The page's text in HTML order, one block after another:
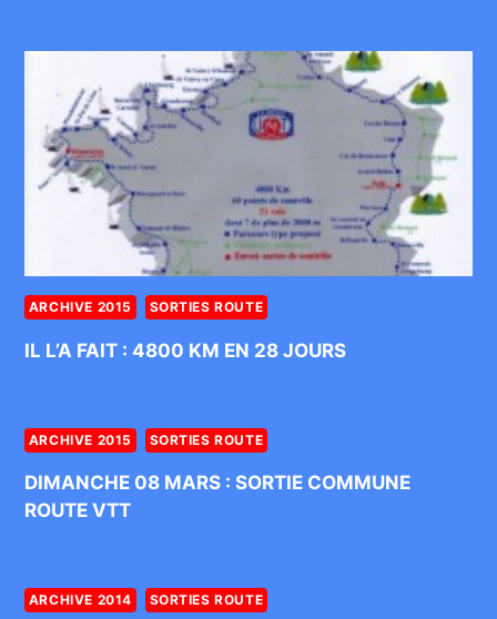
ARCHIVE 2015 SORTIES ROUTE
IL L’A FAIT : 4800 KM EN 28 JOURS
ARCHIVE 2015 SORTIES ROUTE
DIMANCHE 08 MARS : SORTIE COMMUNE
ROUTE VTT
ARCHIVE 2014 SORTIES ROUTE